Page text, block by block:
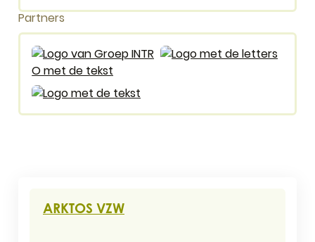
Partners
Groep INTRO
Logo Groep Intro
Logo Profo
logo job-art
ARKTOS VZW